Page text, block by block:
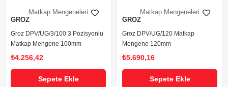
Matkap Mengeneleri
GROZ
Groz DPV/UG/3/100 3 Pozisyonlu
Matkap Mengene 100mm
₺4.256,42
Sepete Ekle
Matkap Mengeneleri
GROZ
Groz DPV/UG/120 Matkap
Mengene 120mm
₺5.690,16
Sepete Ekle